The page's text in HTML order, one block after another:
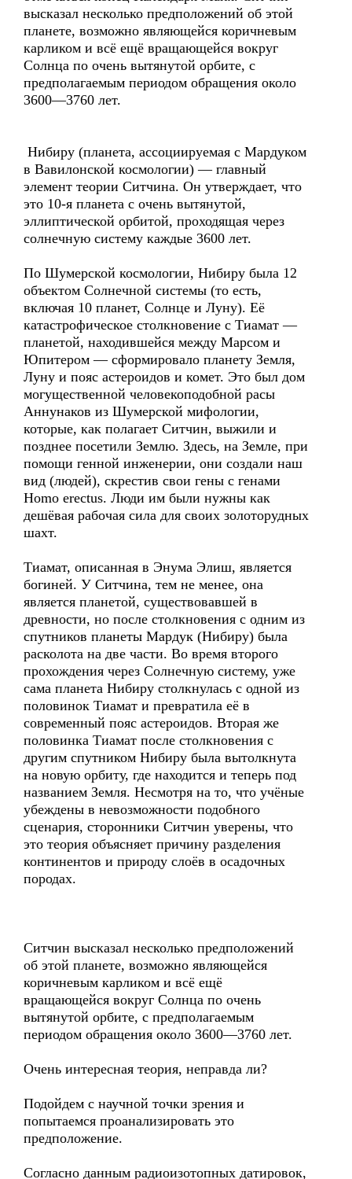
высказал несколько предположений об этой
планете, возможно являющейся коричневым
карликом и всё ещё вращающейся вокруг
Солнца по очень вытянутой орбите, с
предполагаемым периодом обращения около
3600—3760 лет.
Нибиру (планета, ассоциируемая с Мардуком
в Вавилонской космологии) — главный
элемент теории Ситчина. Он утверждает, что
это 10-я планета с очень вытянутой,
эллиптической орбитой, проходящая через
солнечную систему каждые 3600 лет.
По Шумерской космологии, Нибиру была 12
объектом Солнечной системы (то есть,
включая 10 планет, Солнце и Луну). Её
катастрофическое столкновение с Тиамат —
планетой, находившейся между Марсом и
Юпитером — сформировало планету Земля,
Луну и пояс астероидов и комет. Это был дом
могущественной человекоподобной расы
Аннунаков из Шумерской мифологии,
которые, как полагает Ситчин, выжили и
позднее посетили Землю. Здесь, на Земле, при
помощи генной инженерии, они создали наш
вид (людей), скрестив свои гены с генами
Homo erectus. Люди им были нужны как
дешёвая рабочая сила для своих золоторудных
шахт.
Тиамат, описанная в Энума Элиш, является
богиней. У Ситчина, тем не менее, она
является планетой, существовавшей в
древности, но после столкновения с одним из
спутников планеты Мардук (Нибиру) была
расколота на две части. Во время второго
прохождения через Солнечную систему, уже
сама планета Нибиру столкнулась с одной из
половинок Тиамат и превратила её в
современный пояс астероидов. Вторая же
половинка Тиамат после столкновения с
другим спутником Нибиру была вытолкнута
на новую орбиту, где находится и теперь под
названием Земля. Несмотря на то, что учёные
убеждены в невозможности подобного
сценария, сторонники Ситчин уверены, что
это теория объясняет причину разделения
континентов и природу слоёв в осадочных
породах.
Ситчин высказал несколько предположений
об этой планете, возможно являющейся
коричневым карликом и всё ещё
вращающейся вокруг Солнца по очень
вытянутой орбите, с предполагаемым
периодом обращения около 3600—3760 лет.
Очень интересная теория, неправда ли?
Подойдем с научной точки зрения и
попытаемся проанализировать это
предположение.
Согласно данным радиоизотопных датировок,